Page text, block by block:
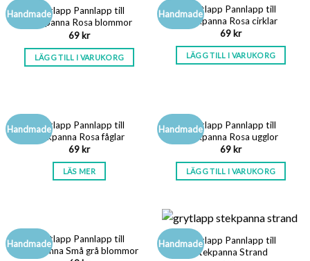
HandmadeGrytlapp Pannlapp till
stekpanna Rosa blommor
69kr
LÄGG TILL I VARUKORG
HandmadeGrytlapp Pannlapp till
stekpanna Rosa cirklar
69kr
LÄGG TILL I VARUKORG
HandmadeSLUT I LAGER
Grytlapp Pannlapp till
stekpanna Rosa fåglar
69kr
LÄS MER
HandmadeGrytlapp Pannlapp till
stekpanna Rosa ugglor
69kr
LÄGG TILL I VARUKORG
HandmadeSLUT I LAGER
Grytlapp Pannlapp till
stekpanna Små grå blommor
HandmadeGrytlapp Pannlapp till
stekpanna Strand